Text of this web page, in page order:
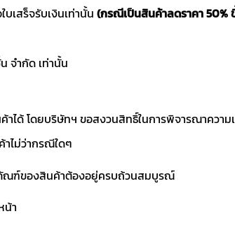
เสร็จรับเงินเท่านั้น (กรณีเป็นสินค้าลดราคา
จำกัด เท่านั้น
ด้ โดยบริษัทฯ ขอสงวนสิทธิ์ในการพิจารณาความ
ไม่ว่ากรณีใดๆ
ณฑ์ของสินค้าต้องอยู่ครบถ้วนสมบูรณ์
น้า